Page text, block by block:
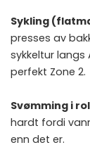
Sykling
presses av
sykkeltur langs
perfekt Zone 2.
Svømming i
hardt fordi
enn det er.